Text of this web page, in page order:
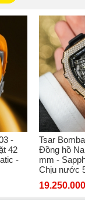
-
42
-
Tsar
Đồng hồ
mm -
Chịu nước